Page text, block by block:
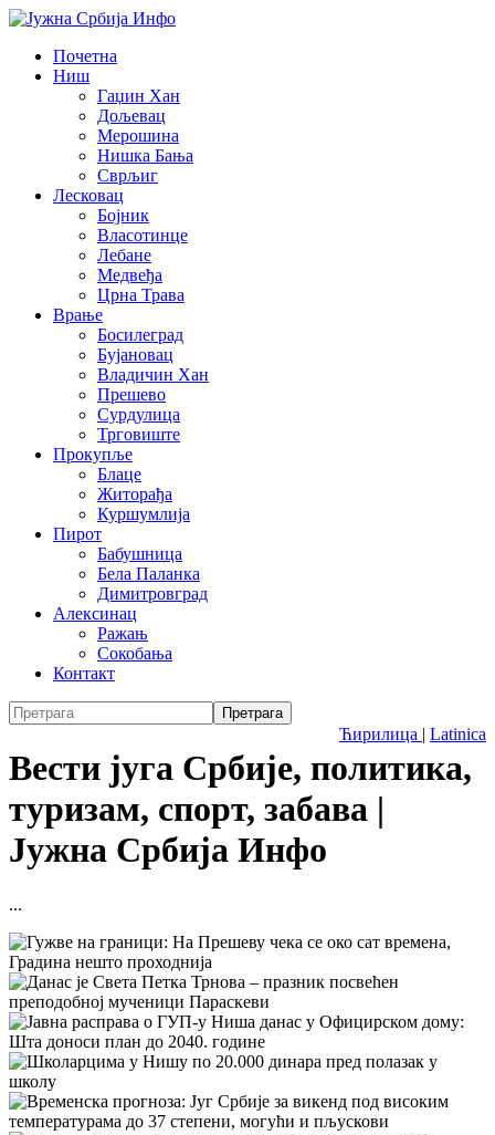
Почетна
Ниш
Гаџин Хан
Дољевац
Мерошина
Нишка Бања
Сврљиг
Лесковац
Бојник
Власотинце
Лебане
Медвеђа
Црна Трава
Врање
Босилеград
Бујановац
Владичин Хан
Прешево
Сурдулица
Трговиште
Прокупље
Блаце
Житорађа
Куршумлија
Пирот
Бабушница
Бела Паланка
Димитровград
Алексинац
Ражањ
Сокобања
Контакт
Ћирилица | Latinica
Вести југа Србије, политика,
туризам, спорт, забава |
Јужна Србија Инфо
...